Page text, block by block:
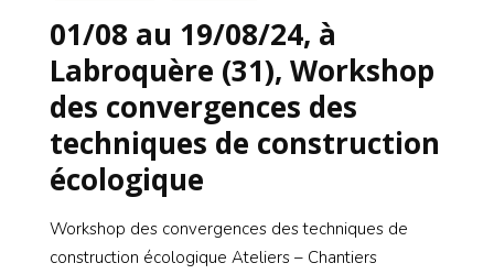
01/08 au 19/08/24, à
Labroquère (31), Workshop
des convergences des
techniques de construction
écologique
Workshop des convergences des techniques de
construction écologique Ateliers – Chantiers